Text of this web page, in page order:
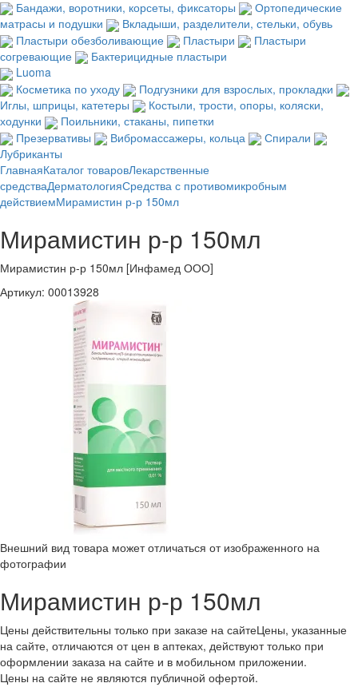
Бандажи, воротники, корсеты, фиксаторы
Ортопедические
матрасы и подушки
Вкладыши, разделители, стельки, обувь
Пластыри обезболивающие
Пластыри
Пластыри
согревающие
Бактерицидные пластыри
Luoma
Косметика по уходу
Подгузники для взрослых, прокладки
Иглы, шприцы, катетеры
Костыли, трости, опоры, коляски,
ходунки
Поильники, стаканы, пипетки
Презервативы
Вибромассажеры, кольца
Спирали
Лубриканты
ГлавнаяКаталог товаровЛекарственные
средстваДерматологияСредства с противомикробным
действиемМирамистин р-р 150мл
Мирамистин р-р 150мл
Мирамистин р-р 150мл [Инфамед ООО]
Артикул: 00013928
Внешний вид товара может отличаться от изображенного на
фотографии
Мирамистин р-р 150мл
Цены действительны только при заказе на сайтеЦены, указанные
на сайте, отличаются от цен в аптеках, действуют только при
оформлении заказа на сайте и в мобильном приложении.
Цены на сайте не являются публичной офертой.